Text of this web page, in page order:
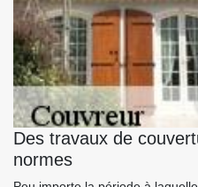
Des travaux de
normes